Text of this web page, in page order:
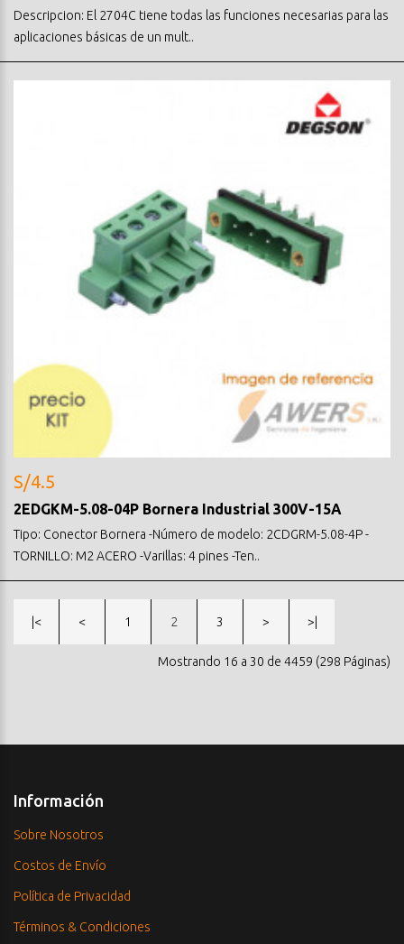
Descripcion: El 2704C tiene todas las funciones necesarias para las
aplicaciones básicas de un mult..
S/4.5
2EDGKM-5.08-04P Bornera Industrial 300V-15A
Tipo: Conector Bornera -Número de modelo: 2CDGRM-5.08-4P -
TORNILLO: M2 ACERO -Varillas: 4 pines -Ten..
|< < 1 2 3 > >|
Mostrando 16 a 30 de 4459 (298 Páginas)
Información
Sobre Nosotros
Costos de Envío
Política de Privacidad
Términos & Condiciones